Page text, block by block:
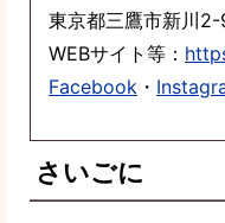
東京都三鷹市新川
WEBサイト等：
Facebook ・
さいごに